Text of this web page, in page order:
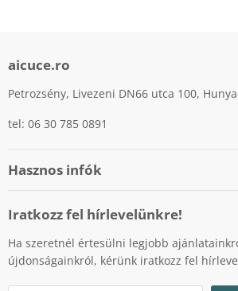
aicuce.ro
Petrozsény, Livezeni DN66 utca 100,
tel: 06 30 785 0891
Hasznos infók
Cookiek (sütik) használatának szabályzata
Fizetési lehetőségek
Szállítás
Iratkozz fel hírlevelünkre!
Ha szeretnél értesülni legjobb
újdonságainkról, kérünk iratkozz fel